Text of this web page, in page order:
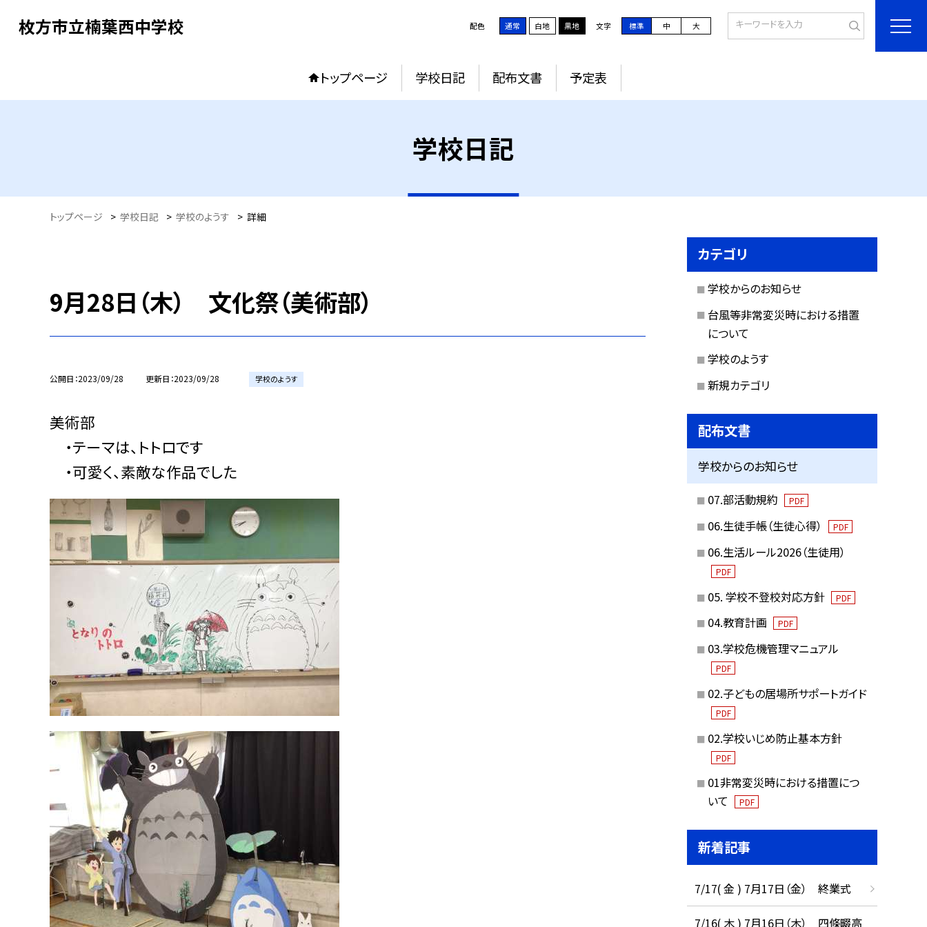
枚方市立楠葉西中学校 配色 通常 白地 黒地 文字 標準 中 大
トップページ 学校日記 配布文書 予定表
学校日記
トップページ > 学校日記 > 学校のようす > 詳細
9月28日（木） 文化祭（美術部）
公開日 2023/09/28 更新日 2023/09/28 学校のようす
美術部
・テーマは、トトロです
・可愛く、素敵な作品でした
カテゴリ
学校からのお知らせ
台風等非常変災時における措置
について
学校のようす
新規カテゴリ
配布文書
学校からのお知らせ
07.部活動規約 PDF
06.生徒手帳（生徒心得） PDF
06.生活ルール2026（生徒用）
PDF
05. 学校不登校対応方針 PDF
04.教育計画 PDF
03.学校危機管理マニュアル
PDF
02.子どもの居場所サポートガイド
PDF
02.学校いじめ防止基本方針
PDF
01非常変災時における措置につ
いて
PDF
新着記事
7/17( 金 ) 7月17日（金） 終業式
7/16( 木 ) 7月16日（木） 四條畷高